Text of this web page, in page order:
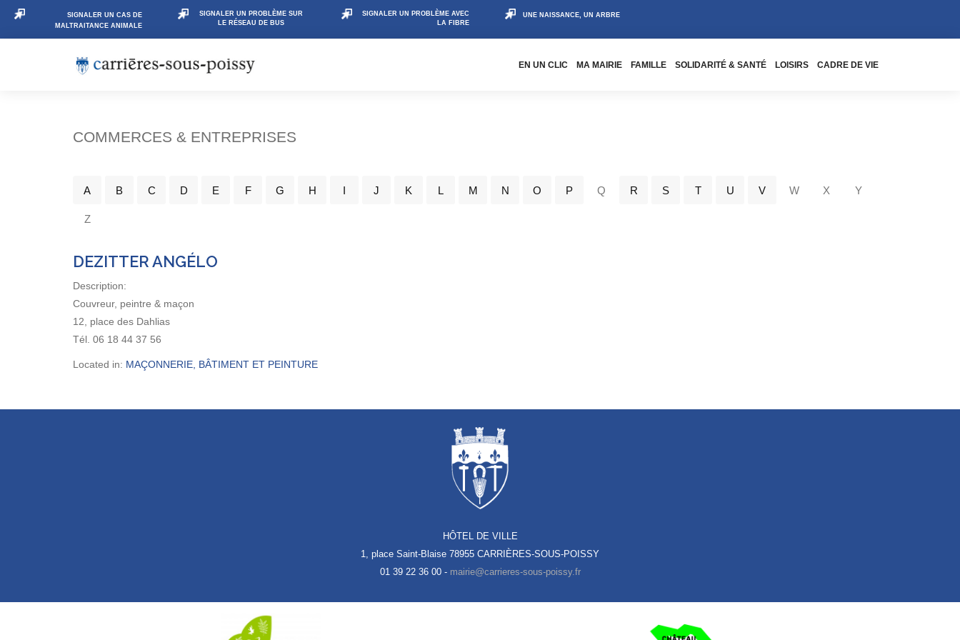
SIGNALER UN CAS DE
MALTRAITANCE ANIMALE
SIGNALER UN PROBLÈME SUR
LE RÉSEAU DE BUS
SIGNALER UN PROBLÈME AVEC
LA FIBRE
UNE NAISSANCE, UN ARBRE
EN UN CLIC MA MAIRIE FAMILLE SOLIDARITÉ & SANTÉ LOISIRS CADRE DE VIE
COMMERCES & ENTREPRISES
A B C D E F G H I J K L M N O P Q R S T U V W X Y
Z
DEZITTER ANGÉLO
Description:
Couvreur, peintre & maçon
12, place des Dahlias
Tél. 06 18 44 37 56
Located in: MAÇONNERIE, BÂTIMENT ET PEINTURE
HÔTEL DE VILLE
1, place Saint-Blaise 78955 CARRIÈRES-SOUS-POISSY
01 39 22 36 00 -